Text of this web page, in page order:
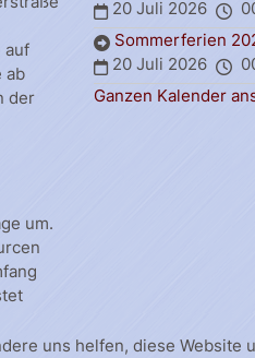
auf
ab
der
um.
20 Juli 2026
Sommerferien
20 Juli 2026
Ganzen Kalender
uns helfen, diese